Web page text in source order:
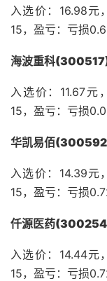
入选价：16.98元
15，盈亏：亏损
海波重科
入选价：11.67元
15，盈亏：亏损
华凯易佰
入选价：14.39元
15，盈亏：亏损
仟源医药
入选价：14.44元
15，盈亏：亏损